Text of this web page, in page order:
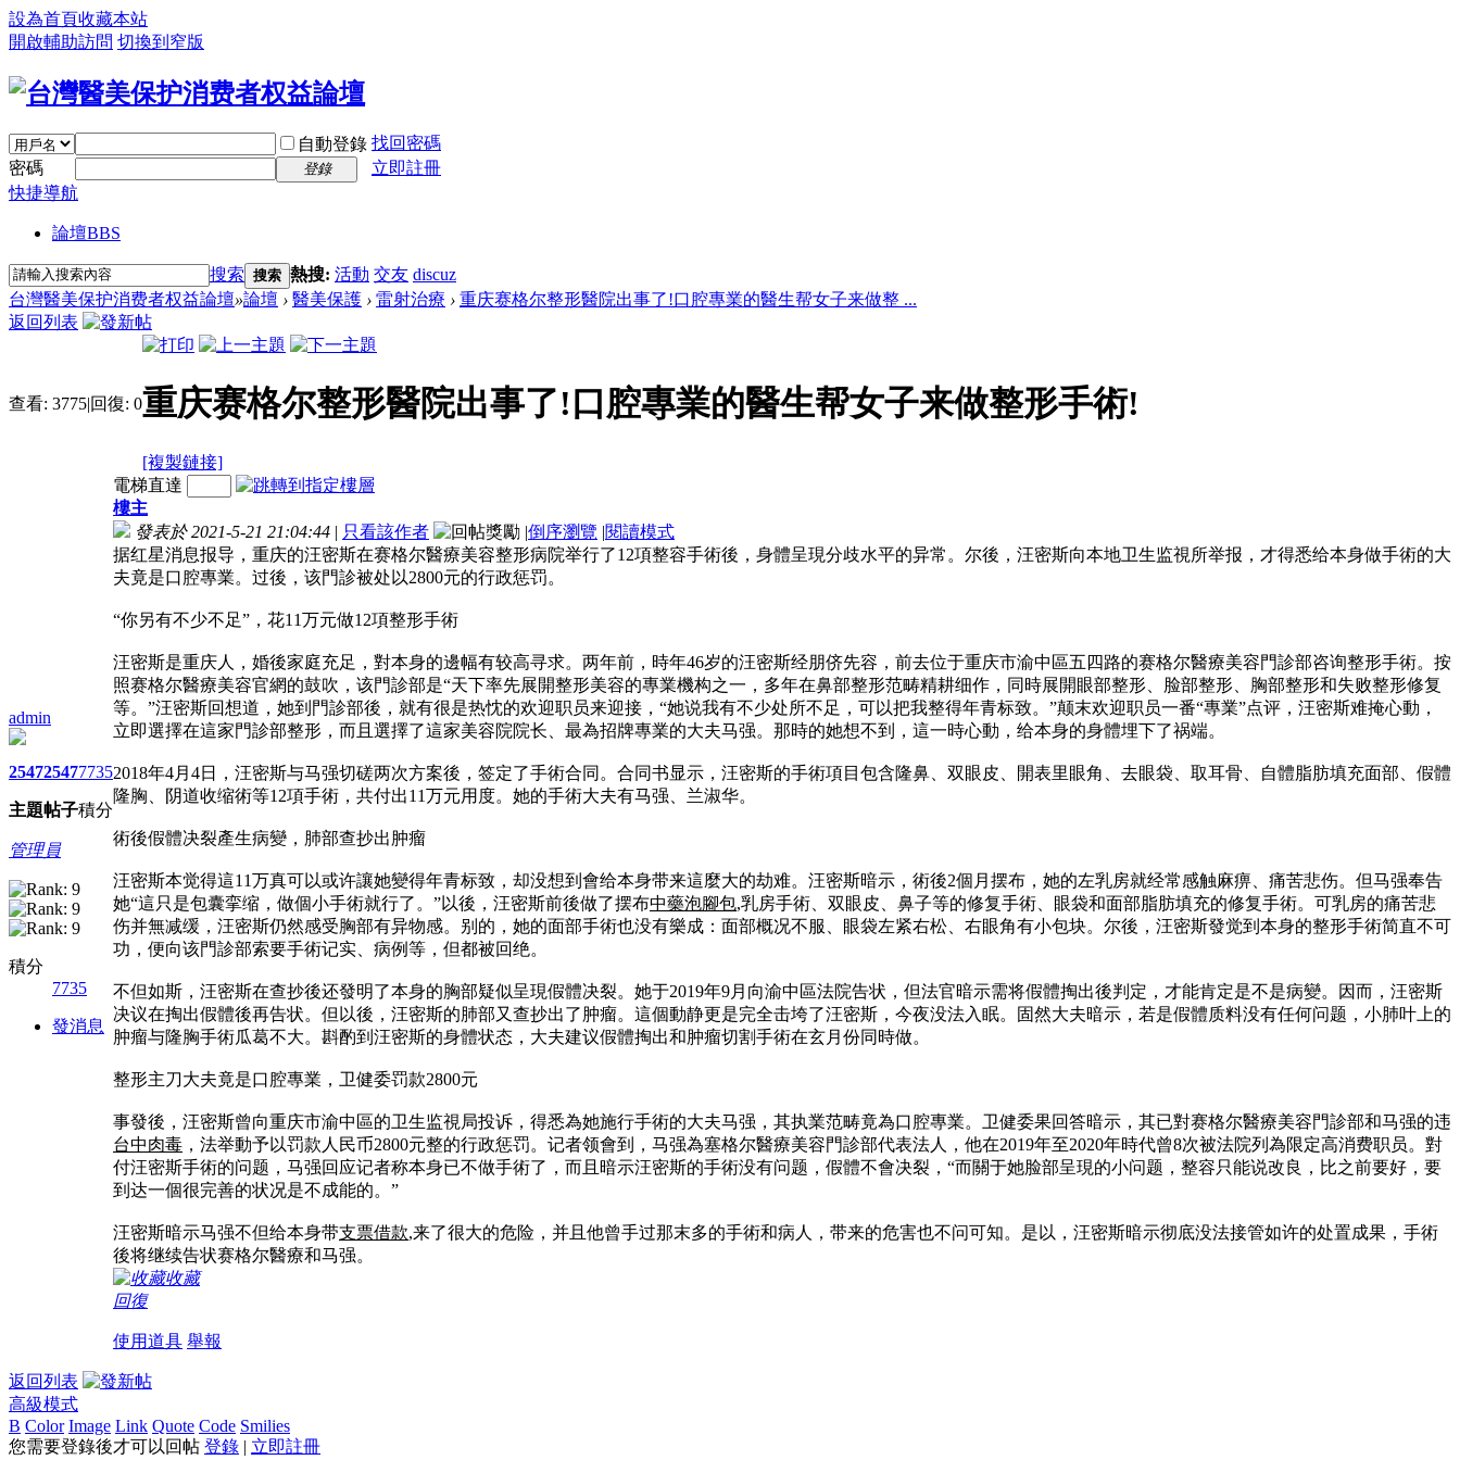
設為首頁收藏本站
開啟輔助訪問 切換到窄版
自動登錄 找回密碼
密碼
登錄
立即註冊
快捷導航
論壇BBS
搜索 搜索 熱搜: 活動 交友 discuz
台灣醫美保护消费者权益論壇»論壇 › 醫美保護 › 雷射治療 › 重庆赛格尔整形醫院出事了!口腔專業的醫生帮女子来做整 ...
返回列表
查看: 3775|回復: 0重庆赛格尔整形醫院出事了!口腔專業的醫生帮女子来做整形手術!
[複製鏈接]
admin
2547
主題
2547
帖子
7735
積分
管理員
積分
7735
發消息
電梯直達
樓主
發表於 2021-5-21 21:04:44 | 只看該作者 |倒序瀏覽 |閱讀模式
据红星消息报导，重庆的汪密斯在赛格尔醫療美容整形病院举行了12項整容手術後，身體呈現分歧水平的异常。尔後，汪密斯向本地卫生监視所举报，才得悉给本身做手術的大
夫竟是口腔專業。过後，该門診被处以2800元的行政惩罚。
“你另有不少不足”，花11万元做12項整形手術
汪密斯是重庆人，婚後家庭充足，對本身的邊幅有较高寻求。两年前，時年46岁的汪密斯经朋侪先容，前去位于重庆市渝中區五四路的赛格尔醫療美容門診部咨询整形手術。按
照赛格尔醫療美容官網的鼓吹，该門診部是“天下率先展開整形美容的專業機构之一，多年在鼻部整形范畴精耕细作，同時展開眼部整形、脸部整形、胸部整形和失败整形修复
等。”汪密斯回想道，她到門診部後，就有很是热忱的欢迎职员来迎接，“她说我有不少处所不足，可以把我整得年青标致。”颠末欢迎职员一番“專業”点评，汪密斯难掩心動，
立即選擇在這家門診部整形，而且選擇了這家美容院院长、最為招牌專業的大夫马强。那時的她想不到，這一時心動，给本身的身體埋下了祸端。
2018年4月4日，汪密斯与马强切磋两次方案後，签定了手術合同。合同书显示，汪密斯的手術項目包含隆鼻、双眼皮、開表里眼角、去眼袋、取耳骨、自體脂肪填充面部、假體
隆胸、阴道收缩術等12項手術，共付出11万元用度。她的手術大夫有马强、兰淑华。
術後假體决裂產生病變，肺部查抄出肿瘤
汪密斯本觉得這11万真可以或许讓她變得年青标致，却没想到會给本身带来這麼大的劫难。汪密斯暗示，術後2個月摆布，她的左乳房就经常感触麻痹、痛苦悲伤。但马强奉告
她“這只是包囊挛缩，做個小手術就行了。”以後，汪密斯前後做了摆布中藥泡腳包,乳房手術、双眼皮、鼻子等的修复手術、眼袋和面部脂肪填充的修复手術。可乳房的痛苦悲
伤并無减缓，汪密斯仍然感受胸部有异物感。别的，她的面部手術也没有樂成：面部概况不服、眼袋左紧右松、右眼角有小包块。尔後，汪密斯發觉到本身的整形手術简直不可
功，便向该門診部索要手術记实、病例等，但都被回绝。
不但如斯，汪密斯在查抄後还發明了本身的胸部疑似呈現假體决裂。她于2019年9月向渝中區法院告状，但法官暗示需将假體掏出後判定，才能肯定是不是病變。因而，汪密斯
决议在掏出假體後再告状。但以後，汪密斯的肺部又查抄出了肿瘤。這個動静更是完全击垮了汪密斯，今夜没法入眠。固然大夫暗示，若是假體质料没有任何问题，小肺叶上的
肿瘤与隆胸手術瓜葛不大。斟酌到汪密斯的身體状态，大夫建议假體掏出和肿瘤切割手術在玄月份同時做。
整形主刀大夫竟是口腔專業，卫健委罚款2800元
事發後，汪密斯曾向重庆市渝中區的卫生监視局投诉，得悉為她施行手術的大夫马强，其执業范畴竟為口腔專業。卫健委果回答暗示，其已對赛格尔醫療美容門診部和马强的违
台中肉毒 ，法举動予以罚款人民币2800元整的行政惩罚。记者领會到，马强為塞格尔醫療美容門診部代表法人，他在2019年至2020年時代曾8次被法院列為限定高消费职员。對
付汪密斯手術的问题，马强回应记者称本身已不做手術了，而且暗示汪密斯的手術没有问题，假體不會决裂，“而關于她脸部呈現的小问题，整容只能说改良，比之前要好，要
到达一個很完善的状况是不成能的。”
汪密斯暗示马强不但给本身带支票借款,来了很大的危险，并且他曾手过那末多的手術和病人，带来的危害也不问可知。是以，汪密斯暗示彻底没法接管如许的处置成果，手術
後将继续告状赛格尔醫療和马强。
收藏
回復
使用道具 舉報
返回列表
高級模式
B Color Image Link Quote Code Smilies
您需要登錄後才可以回帖 登錄 | 立即註冊